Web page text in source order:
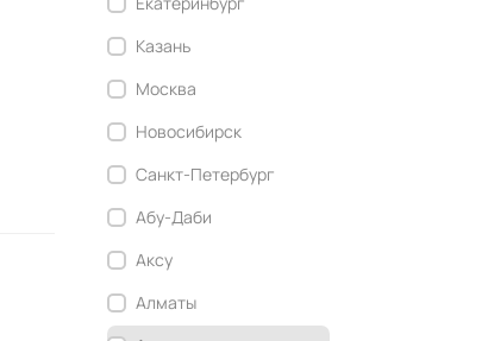
управления
Трансперсональная психология
Тьюторство
Казань
Москва
Новосибирск
Санкт-Петербург
Абу-Даби
Аксу
Алматы